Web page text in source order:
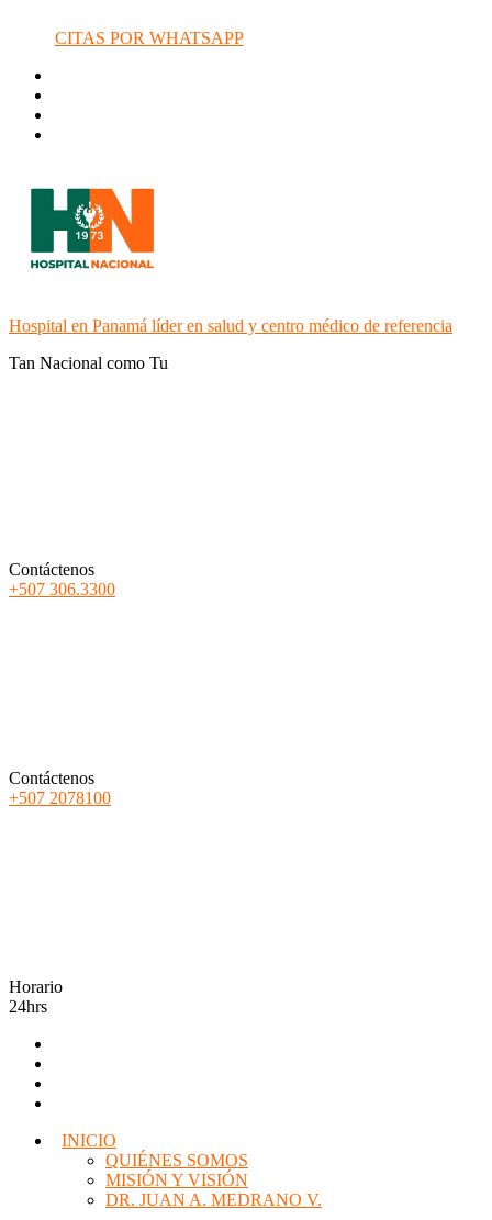
CITAS POR WHATSAPP
Hospital en Panamá líder en salud y centro médico de referencia
Tan Nacional como Tu
Contáctenos
+507 306.3300
Contáctenos
+507 2078100
Horario
24hrs
INICIO
QUIÉNES SOMOS
MISIÓN Y VISIÓN
DR. JUAN A. MEDRANO V.